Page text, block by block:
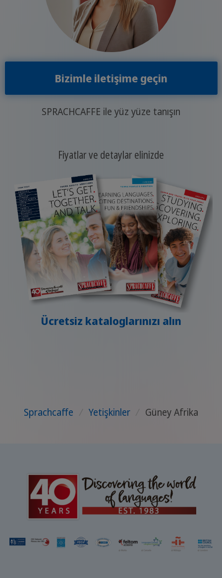
Bizimle iletişime geçin
SPRACHCAFFE ile yüz yüze tanışın
Fiyatlar ve detaylar elinizde
Ücretsiz kataloglarınızı alın
Sprachcaffe Yetişkinler Güney Afrika